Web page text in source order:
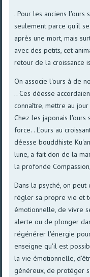
. Pour les anciens l'ours
seulement parce qu'il
après une mort, mais
avec des petits, cet
retour de la croissance
On associe l'ours à de
.. Ces déesse
connaître, mettre au
Chez les japonais
force. . L'ours au
déesse bouddhiste
lune, a fait don de la
la profonde
Dans la psyché, on
régler sa propre vie et
émotionnelle, de vivre
alerte ou de plonger
régénérer l'énergie
enseigne qu'il est
la vie émotionnelle,
généreux, de protéger